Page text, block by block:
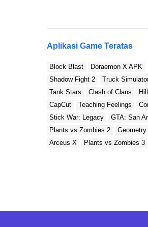
Aplikasi Game Teratas
Block Blast
Doraemon X APK
Shadow Fight 2
Truck
Tank Stars
Clash of Clans
CapCut
Teaching Feelings
Stick War: Legacy
GTA: San
Plants vs Zombies 2
Geometry
Arceus X
Plants vs Zombies 3